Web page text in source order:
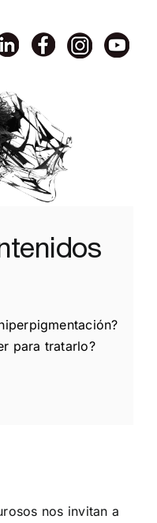
para tratarlo?
nos invitan a